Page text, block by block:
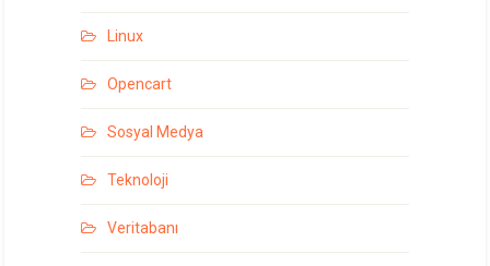
Linux
Opencart
Sosyal Medya
Teknoloji
Veritabanı